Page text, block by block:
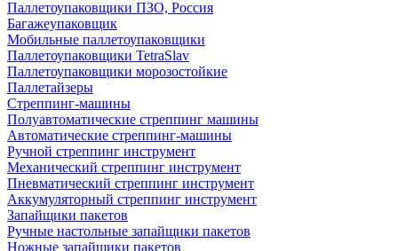
Паллетоупаковщики ПЗО, Россия
Багажеупаковщик
Мобильные паллетоупаковщики
Паллетоупаковщики TetraSlav
Паллетоупаковщики морозостойкие
Паллетайзеры
Стреппинг-машины
Полуавтоматические стреппинг машины
Автоматические стреппинг-машины
Ручной стреппинг инструмент
Механический стреппинг инструмент
Пневматический стреппинг инструмент
Аккумуляторный стреппинг инструмент
Запайщики пакетов
Ручные настольные запайщики пакетов
Ножные запайщики пакетов